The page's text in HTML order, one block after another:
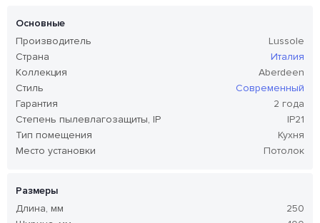
Основные
Производитель
Lussole
Страна
Италия
Коллекция
Aberdeen
Стиль
Современный
Гарантия
2 года
Степень пылевлагозащиты, IP
IP21
Тип помещения
Кухня
Место установки
Потолок
Размеры
Длина, мм
250